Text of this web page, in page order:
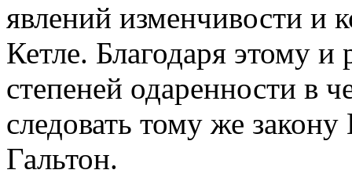
явлений изменчивости и
Кетле. Благодаря этому и
степеней одаренности в
следовать тому же
Гальтон.